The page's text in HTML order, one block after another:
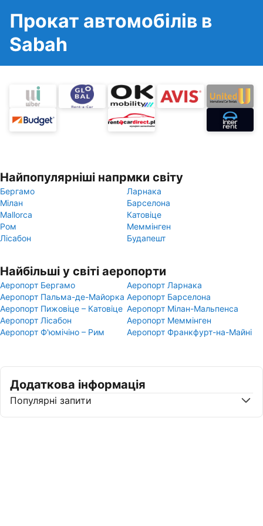
Прокат автомобілів в
Sabah
Найпопулярніші напрмки світу
Бергамо
Ларнака
Мілан
Барселона
Mallorca
Катовіце
Ром
Меммінген
Лісабон
Будапешт
Найбільші у світі аеропорти
Аеропорт Бергамо
Аеропорт Ларнака
Аеропорт Пальма-де-Майорка Аеропорт Барселона
Аеропорт Пижовіце – Катовіце Аеропорт Мілан-Мальпенса
Аеропорт Лісабон
Аеропорт Меммінген
Аеропорт Ф'юмічіно – Рим
Аеропорт Франкфурт-на-Майні
Додаткова інформація
Популярні запити